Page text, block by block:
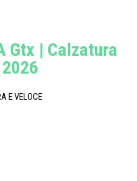
Gtx | Calzatura
E VELOCE